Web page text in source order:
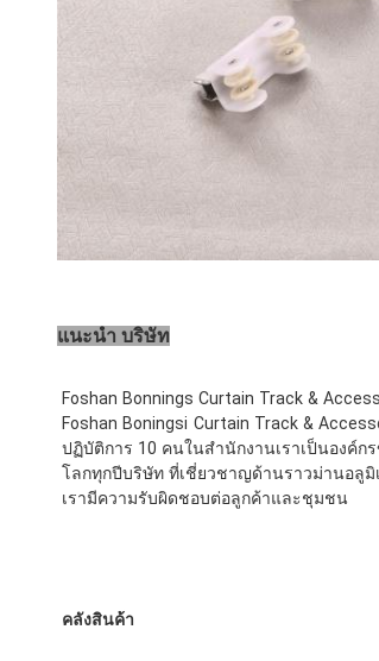
แนะนำ บริษัท
Foshan Bonnings Curtain Track &
Foshan Boningsi Curtain Track &
ปฏิบัติการ 10 คนในสำนักงานเราเป็นองค์ก
โลกทุกปีบริษัท ที่เชี่ยวชาญด้านราวม่านอลูมิ
เรามีความรับผิดชอบต่อลูกค้าและชุมชน
คลังสินค้า